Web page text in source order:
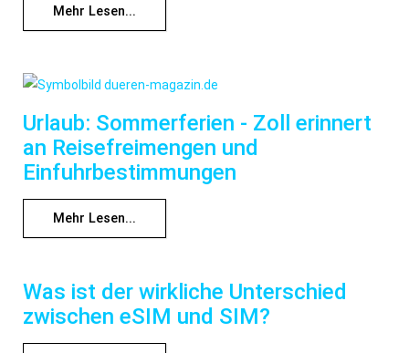
Mehr Lesen...
Urlaub: Sommerferien - Zoll erinnert
an Reisefreimengen und
Einfuhrbestimmungen
Mehr Lesen...
Was ist der wirkliche Unterschied
zwischen eSIM und SIM?